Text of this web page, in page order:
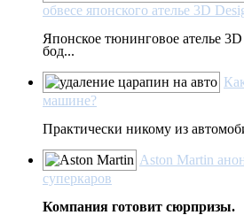
обвесе японского ателье 3D
Японское тюнинговое ателье
бод...
машине?
Практически никому из
Aston Martin
суперкаров
Компания готовит сюрпризы.